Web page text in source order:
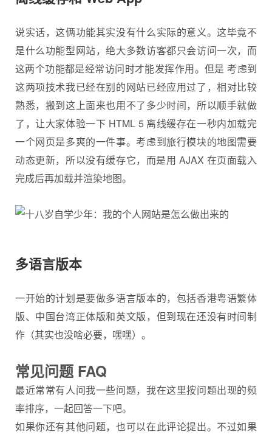
说实话，这俩功能其实没有什么实际的意义。这毕竟不
是什么功能型网站，绝大多数访客都只会访问一次，而
这两个功能都是经常访问时才能发挥作用。但是 考虑到
这两项技术我已经在别的网站已经应用过了，相对比较
熟悉，搬到这上面来也用不了多少时间，所以顺手就做
了，让大家体验一下 HTML 5 离线缓存在一秒内加载完
一个网页是多爽的一件事。考虑到旅行模块的地图需要
动态更新，所以没有缓存它，而是用 AJAX 在页面载入
完成后再加载并渲染地图。
多语言版本
一开始的计划是要做多语言版本的，包括香港粤语繁体
版、中国台湾正体版和英文版，但到现在还没有时间制
作（其实也没啥必要，嘿嘿）。
常见问题 FAQ
最近常常有人问我一些问题，我在这里按问题出现的频
率排序，一起回答一下吧。
如果你还有其他问题，也可以在此评论提出。不过如果